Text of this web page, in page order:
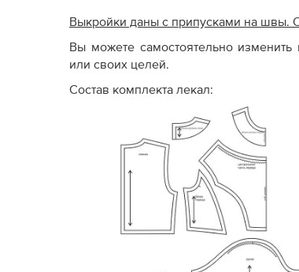
Выкройки даны с припусками на швы.
Вы можете самостоятельно
или своих целей.
Состав комплекта лекал: